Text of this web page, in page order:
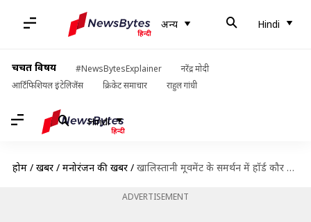
अन्य Hindi
चर्चित विषय #NewsBytesExplainer
नरेंद्र मोदी
आर्टिफिशियल इंटेलिजेंस
क्रिकेट समाचार राहुल गांधी
Hindi
होम / खबरें / मनोरंजन की खबरें / खालिस्तानी मूवमेंट के समर्थन में हॉर्ड कौर लॉन्च करेंगी गाना, मोदी-शाह को दी चुनौती
ADVERTISEMENT